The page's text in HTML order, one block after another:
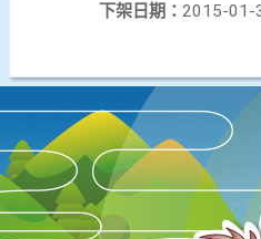
下架日期： 2015-01-